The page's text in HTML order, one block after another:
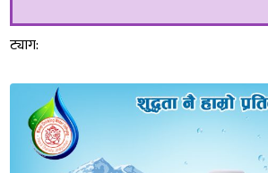
ट्याग: